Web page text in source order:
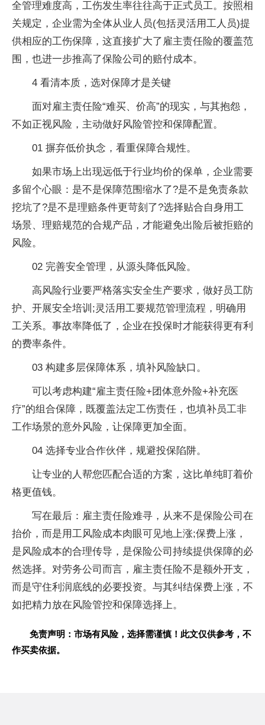
全管理难度高，工伤发生率往往高于正式员工。按照相
关规定，企业需为全体从业人员(包括灵活用工人员)提
供相应的工伤保障，这直接扩大了雇主责任险的覆盖范
围，也进一步推高了保险公司的赔付成本。
4 看清本质，选对保障才是关键
面对雇主责任险“难买、价高”的现实，与其抱怨，
不如正视风险，主动做好风险管控和保障配置。
01 摒弃低价执念，看重保障合规性。
如果市场上出现远低于行业均价的保单，企业需要
多留个心眼：是不是保障范围缩水了?是不是免责条款
挖坑了?是不是理赔条件更苛刻了?选择贴合自身用工
场景、理赔规范的合规产品，才能避免出险后被拒赔的
风险。
02 完善安全管理，从源头降低风险。
高风险行业要严格落实安全生产要求，做好员工防
护、开展安全培训;灵活用工要规范管理流程，明确用
工关系。事故率降低了，企业在投保时才能获得更有利
的费率条件。
03 构建多层保障体系，填补风险缺口。
可以考虑构建“雇主责任险+团体意外险+补充医
疗”的组合保障，既覆盖法定工伤责任，也填补员工非
工作场景的意外风险，让保障更加全面。
04 选择专业合作伙伴，规避投保陷阱。
让专业的人帮您匹配合适的方案，这比单纯盯着价
格更值钱。
写在最后：雇主责任险难寻，从来不是保险公司在
抬价，而是用工风险成本肉眼可见地上涨;保费上涨，
是风险成本的合理传导，是保险公司持续提供保障的必
然选择。对劳务公司而言，雇主责任险不是额外开支，
而是守住利润底线的必要投资。与其纠结保费上涨，不
如把精力放在风险管控和保障选择上。
免责声明：市场有风险，选择需谨慎！此文仅供参考，不
作买卖依据。